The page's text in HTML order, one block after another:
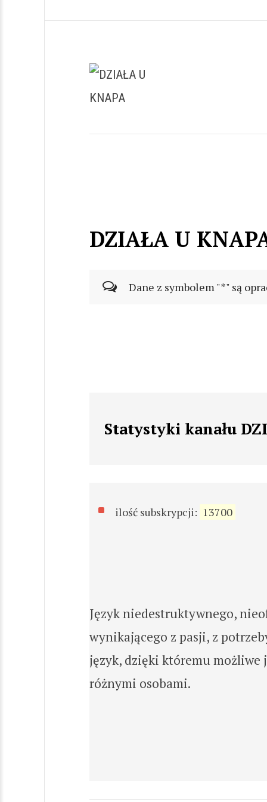
DZIAŁA U
Dane z symbolem "*" są
Statystyki kanału
ilość subskrypcji: 13700
Język niedestruktywnego,
wynikającego z pasji, z
język, dzięki któremu możliwe
różnymi osobami.